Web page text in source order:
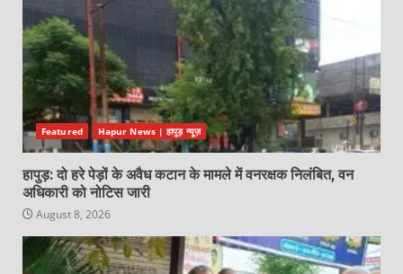
Featured Hapur News | हापुड़ न्यूज़
हापुड़: दो हरे पेड़ों के अवैध कटान के मामले में वनरक्षक निलंबित, वन
अधिकारी को नोटिस जारी
August 8, 2026